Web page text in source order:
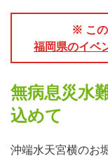
※ この
福岡県のイベ
無病息災水
込めて
沖端水天宮横のお